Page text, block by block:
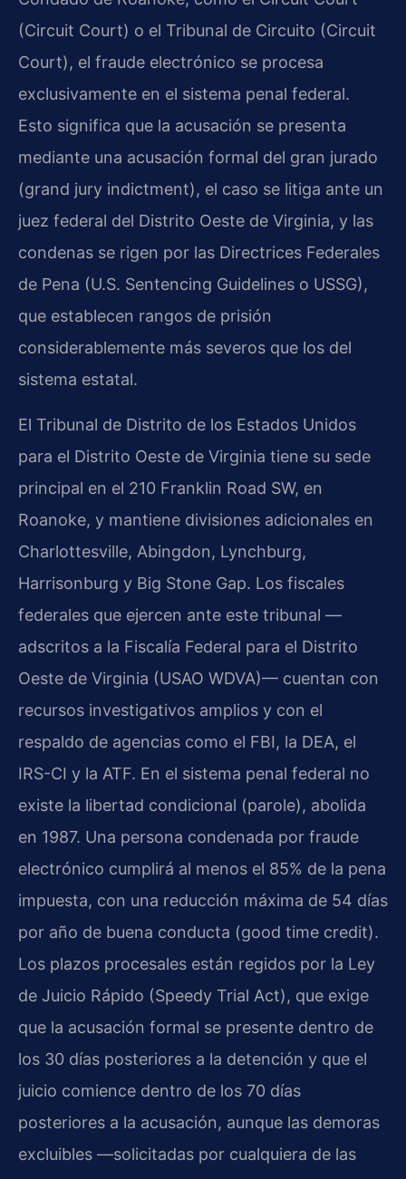
(Circuit Court) o el Tribunal de Circuito (Circuit
Court), el fraude electrónico se procesa
exclusivamente en el sistema penal federal.
Esto significa que la acusación se presenta
mediante una acusación formal del gran jurado
(grand jury indictment), el caso se litiga ante un
juez federal del Distrito Oeste de Virginia, y las
condenas se rigen por las Directrices Federales
de Pena (U.S. Sentencing Guidelines o USSG),
que establecen rangos de prisión
considerablemente más severos que los del
sistema estatal.
El Tribunal de Distrito de los Estados Unidos
para el Distrito Oeste de Virginia tiene su sede
principal en el 210 Franklin Road SW, en
Roanoke, y mantiene divisiones adicionales en
Charlottesville, Abingdon, Lynchburg,
Harrisonburg y Big Stone Gap. Los fiscales
federales que ejercen ante este tribunal —
adscritos a la Fiscalía Federal para el Distrito
Oeste de Virginia (USAO WDVA)— cuentan con
recursos investigativos amplios y con el
respaldo de agencias como el FBI, la DEA, el
IRS-CI y la ATF. En el sistema penal federal no
existe la libertad condicional (parole), abolida
en 1987. Una persona condenada por fraude
electrónico cumplirá al menos el 85% de la pena
impuesta, con una reducción máxima de 54 días
por año de buena conducta (good time credit).
Los plazos procesales están regidos por la Ley
de Juicio Rápido (Speedy Trial Act), que exige
que la acusación formal se presente dentro de
los 30 días posteriores a la detención y que el
juicio comience dentro de los 70 días
posteriores a la acusación, aunque las demoras
excluibles —solicitadas por cualquiera de las